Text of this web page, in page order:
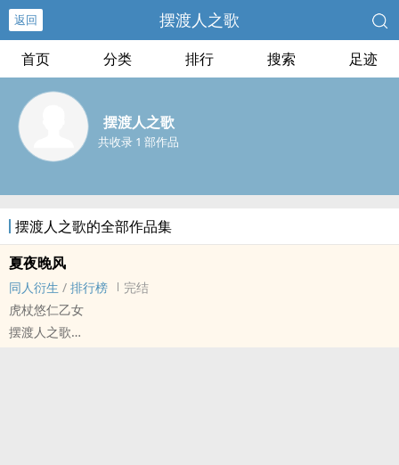
返回 摆渡人之歌
首页 分类 排行 搜索 足迹
摆渡人之歌
共收录 1 部作品
摆渡人之歌的全部作品集
夏夜晚风
同人衍生 / 排行榜
完结
虎杖悠仁乙女
摆渡人之歌